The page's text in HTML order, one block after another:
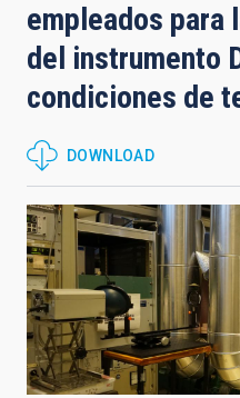
empleados para
del instrumento
condiciones de
DOWNLOAD